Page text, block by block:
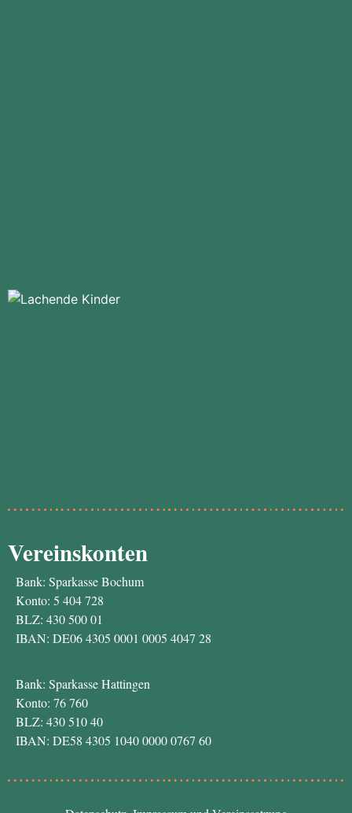
Vereinskonten
Bank: Sparkasse Bochum
Konto: 5 404 728
BLZ: 430 500 01
IBAN: DE06 4305 0001 0005 4047 28
Bank: Sparkasse Hattingen
Konto: 76 760
BLZ: 430 510 40
IBAN: DE58 4305 1040 0000 0767 60